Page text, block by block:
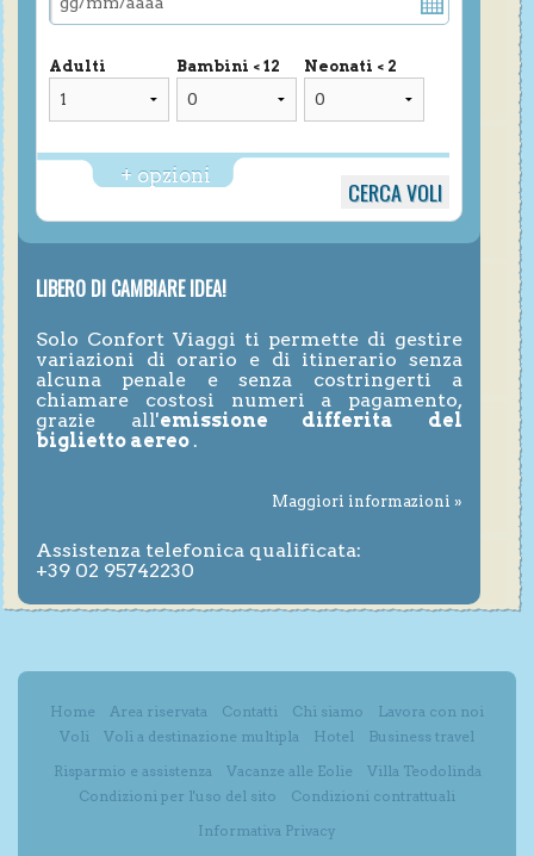
Adulti Bambini < 12 Neonati < 2
+ opzioni
LIBERO DI CAMBIARE IDEA!
Solo Confort Viaggi ti permette di gestire
variazioni di orario e di itinerario senza
alcuna penale e senza costringerti a
chiamare costosi numeri a pagamento,
grazie all'emissione differita del
biglietto aereo .
Maggiori informazioni »
Assistenza telefonica qualificata:
+39 02 95742230
Home Area riservata Contatti Chi siamo
Lavora con noi
Voli
Voli a destinazione multipla Hotel
Business travel
Risparmio e assistenza
Vacanze alle Eolie
Villa Teodolinda
Condizioni per l'uso del sito
Condizioni contrattuali
Informativa Privacy